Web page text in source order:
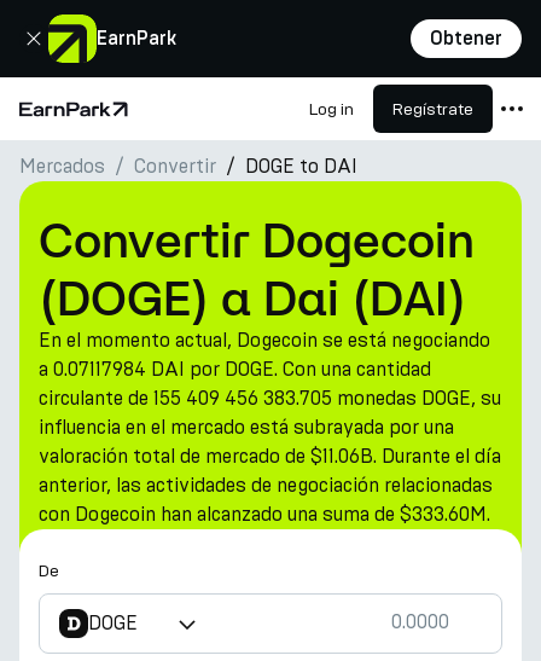
EarnPark Obtener
Cerrar
Página de inicio Log in Regístrate
Productos
Mercados
Calculadoras
PARK Token
Recursos
Compañía
Mercados Convertir DOGE to DAI
Convertir Dogecoin
(DOGE) a Dai (DAI)
En el momento actual, Dogecoin se está negociando
a 0.07117984 DAI por DOGE. Con una cantidad
circulante de 155 409 456 383.705 monedas DOGE, su
influencia en el mercado está subrayada por una
valoración total de mercado de $11.06B. Durante el día
anterior, las actividades de negociación relacionadas
con Dogecoin han alcanzado una suma de $333.60M.
De
DOGE